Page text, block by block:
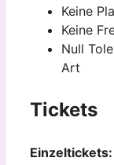
Keine
Keine
Null
Art
Tickets
Einzeltickets: